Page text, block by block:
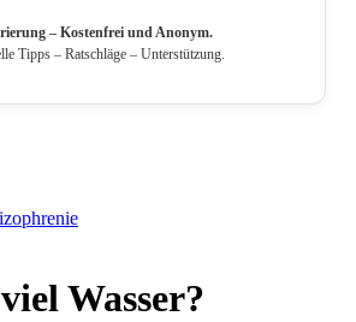
– Kostenfrei und Anonym.
Tipps – Ratschläge – Unterstützung.
Wasser?